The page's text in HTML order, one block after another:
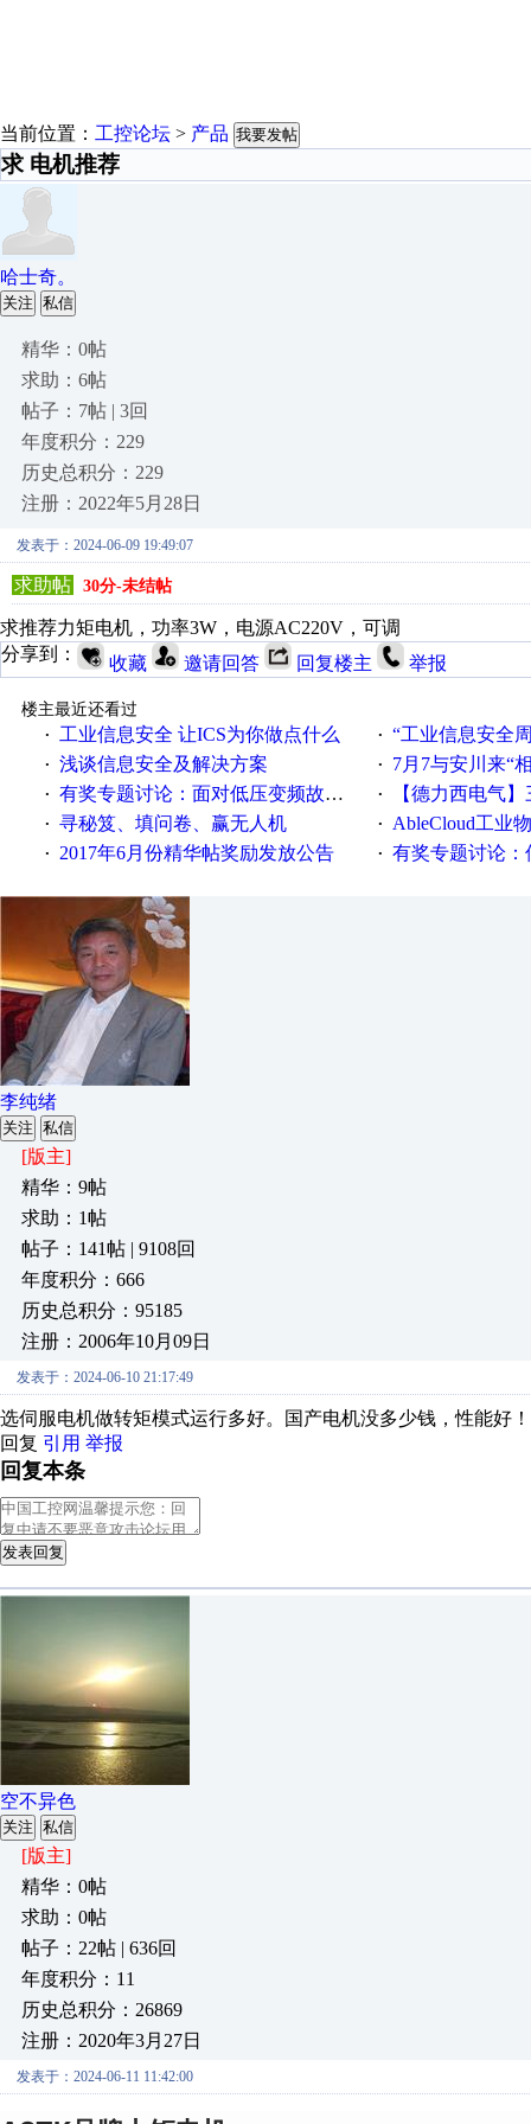
当前位置： 工控论坛 > 产品 我要发帖
求 电机推荐
哈士奇。
关注 私信
精华：0帖
求助：6帖
帖子：7帖 | 3回
年度积分：229
历史总积分：229
注册：2022年5月28日
发表于：2024-06-09 19:49:07
求助帖 30分-未结帖
求推荐力矩电机，功率3W，电源AC220V，可调
分享到：
收藏 邀请回答 回复楼主 举报
楼主最近还看过
·
工业信息安全 让ICS为你做点什么 · “工业信息安全周之我见”
· 浅谈信息安全及解决方案 · 7月7与安川来“
· 有奖专题讨论：面对低压变频故障，老手是这样解决的！ · 【德力西电气】三
· 寻秘笈、填问卷、赢无人机 · AbleCloud工业物联
· 2017年6月份精华帖奖励发放公告 · 有奖专题讨论：伺服选择
李纯绪
关注 私信
[版主]
精华：9帖
求助：1帖
帖子：141帖 | 9108回
年度积分：666
历史总积分：95185
注册：2006年10月09日
发表于：2024-06-10 21:17:49
选伺服电机做转矩模式运行多好。国产电机没多少钱，性能好！
回复 引用 举报
回复本条
发表回复
空不异色
关注 私信
[版主]
精华：0帖
求助：0帖
帖子：22帖 | 636回
年度积分：11
历史总积分：26869
注册：2020年3月27日
发表于：2024-06-11 11:42:00